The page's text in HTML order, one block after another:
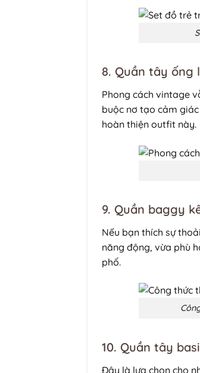
8. Quần tây ống
Phong cách vintage
buộc nơ tạo cảm
hoàn thiện outfit này.
9. Quần baggy
Nếu bạn thích sự
năng động, vừa phù
phố.
10. Quần tây
Đây là lựa chọn cho